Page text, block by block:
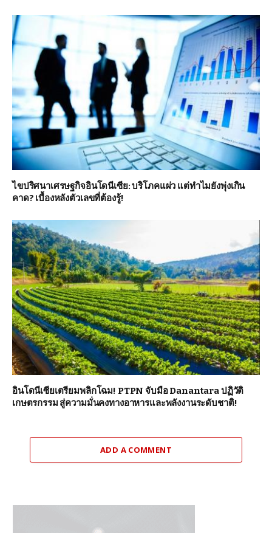
ไขปริศนาเศรษฐกิจอินโดนีเซีย: บริโภคแผ่ว แต่ทำไมยังพุ่งเกิน
คาด? เบื้องหลังตัวเลขที่ต้องรู้!
อินโดนีเซียเตรียมพลิกโฉม! PTPN จับมือ Danantara ปฏิวัติ
เกษตรกรรม สู่ความมั่นคงทางอาหารและพลังงานระดับชาติ!
ADD A COMMENT